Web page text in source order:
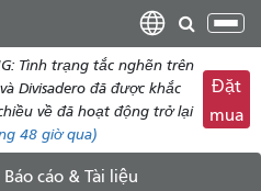
dung
Tình trạng tắc nghẽn trên
Divisadero đã được khắc
về đã hoạt động trở lại
48 giờ qua)
Đặt
mua
Báo cáo & Tài liệu